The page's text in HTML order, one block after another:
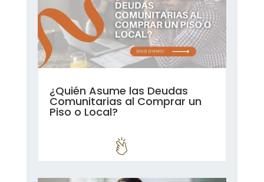
¿Quién Asume las Deudas
Comunitarias al Comprar un
Piso o Local?